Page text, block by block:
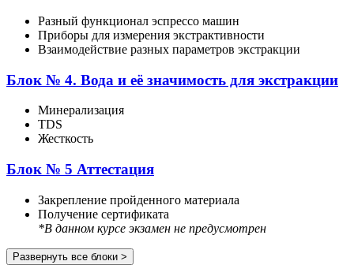
Разный функционал эспрессо машин
Приборы для измерения экстрактивности
Взаимодействие разных параметров экстракции
Блок № 4. Вода и её значимость для экстракции
Минерализация
TDS
Жесткость
Блок № 5 Аттестация
Закрепление пройденного материала
Получение сертификата
*В данном курсе экзамен не предусмотрен
Развернуть все блоки >